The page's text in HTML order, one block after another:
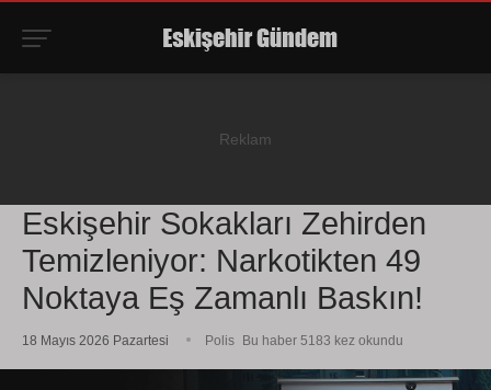
Eskişehir Sokakları Zehirden
Temizleniyor: Narkotikten 49
Noktaya Eş Zamanlı Baskın!
18 Mayıs 2026 Pazartesi Polis Bu haber 5183 kez okundu